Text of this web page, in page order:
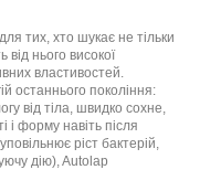
тих, хто шукає не тільки
нього високої
властивостей.
останнього покоління:
від тіла, швидко сохне,
і форму навіть після
ріст бактерій,
дію), Autolap